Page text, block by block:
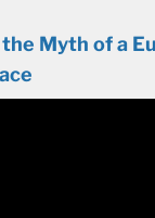
Myth of a